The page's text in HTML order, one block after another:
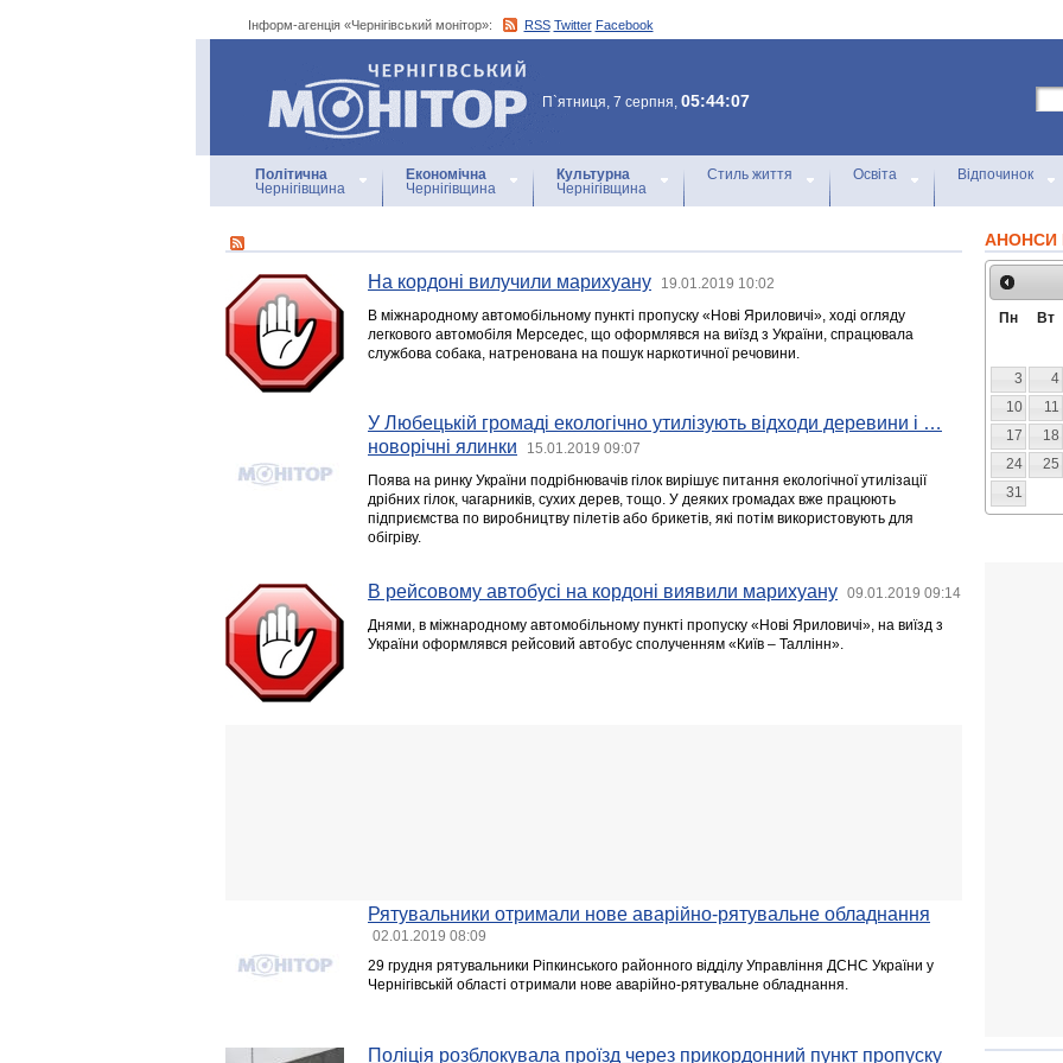
Інформ-агенція «Чернігівський монітор»: RSS Twitter Facebook
Інформ-агенція
«Чернігівський монітор»
П`ятниця, 7 серпня, 05:44:07
Політична
Чернігівщина
Економічна
Чернігівщина
Культурна
Чернігівщина
Стиль життя Освіта Відпочинок
На кордоні вилучили марихуану 19.01.2019 10:02
В міжнародному автомобільному пункті пропуску «Нові Яриловичі», ході огляду
легкового автомобіля Мерседес, що оформлявся на виїзд з України, спрацювала
службова собака, натренована на пошук наркотичної речовини.
У Любецькій громаді екологічно утилізують відходи деревини і …
новорічні ялинки
15.01.2019 09:07
Поява на ринку України подрібнювачів гілок вирішує питання екологічної утилізації
дрібних гілок, чагарників, сухих дерев, тощо. У деяких громадах вже працюють
підприємства по виробництву пілетів або брикетів, які потім використовують для
обігріву.
В рейсовому автобусі на кордоні виявили марихуану 09.01.2019 09:14
Днями, в міжнародному автомобільному пункті пропуску «Нові Яриловичі», на виїзд з
України оформлявся рейсовий автобус сполученням «Київ – Таллінн».
Рятувальники отримали нове аварійно-рятувальне обладнання
02.01.2019 08:09
29 грудня рятувальники Ріпкинського районного відділу Управління ДСНС України у
Чернігівській області отримали нове аварійно-рятувальне обладнання.
Поліція розблокувала проїзд через прикордонний пункт пропуску
АНОНСИ
Пн Вт
3
4
10
11
17
18
24
25
31